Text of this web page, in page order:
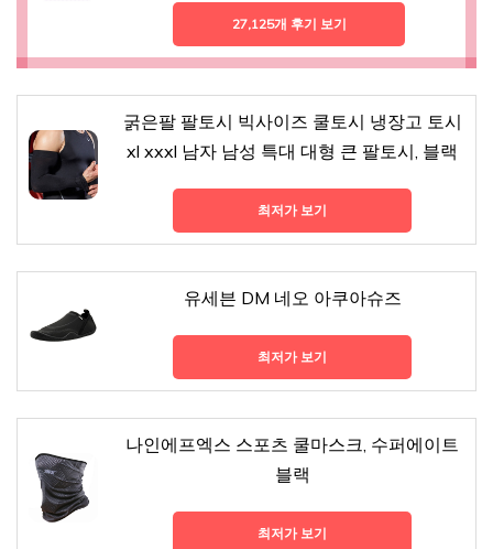
27,125개 후기 보기
굵은팔 팔토시 빅사이즈 쿨토시 냉장고 토시
xl xxxl 남자 남성 특대 대형 큰 팔토시, 블랙
최저가 보기
유세븐 DM 네오 아쿠아슈즈
최저가 보기
나인에프엑스 스포츠 쿨마스크, 수퍼에이트
블랙
최저가 보기